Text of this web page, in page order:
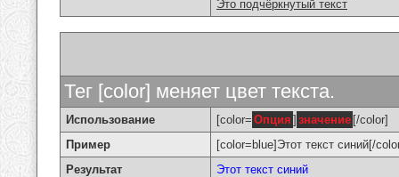
Это подчёркнутый текст
Тег [color] меняет цвет текста.
Использование [color= Опция ] значение [/color]
Пример
[color=blue]Этот текст синий[/
Результат
Этот текст синий